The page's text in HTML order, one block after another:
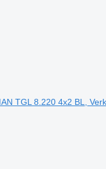
TGL 8.220 4x2 BL,